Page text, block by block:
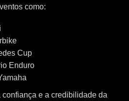
como:
Cup
Enduro
confiança e a credibilidade da